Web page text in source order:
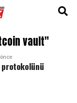
vault"
önce